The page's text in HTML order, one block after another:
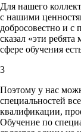
Для нашего
с нашими
добросовестно и с
сказал «эти
сфере обучения
3
Поэтому у нас
специальностей
квалификации,
Обучение по